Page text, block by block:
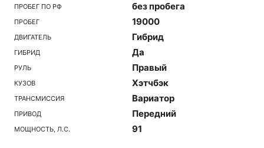
ПРОБЕГ ПО РФ без пробега
ПРОБЕГ 19000
ДВИГАТЕЛЬ Гибрид
ГИБРИД Да
РУЛЬ Правый
КУЗОВ Хэтчбэк
ТРАНСМИССИЯ Вариатор
ПРИВОД Передний
МОЩНОСТЬ, Л.С. 91